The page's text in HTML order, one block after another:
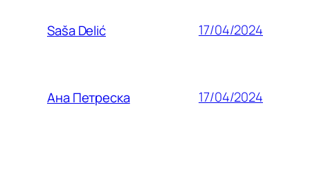
Saša Delić 17/04/2024
Ана Петреска 17/04/2024